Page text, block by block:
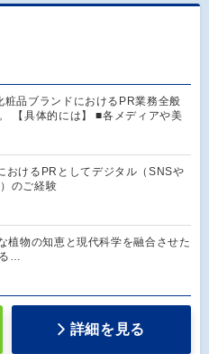
品ブランドにおけるPR業務全般
【具体的には】 ■各メディアや美
おけるPRとしてデジタル（SNSや
のご経験
植物の知恵と現代科学を融合させた
…
詳細を見る